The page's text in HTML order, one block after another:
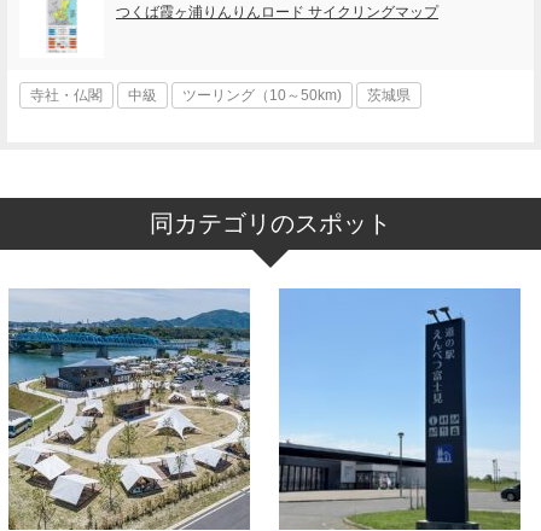
つくば霞ヶ浦りんりんロード サイクリングマップ
寺社・仏閣 中級 ツーリング（10～50km) 茨城県
同カテゴリのスポット